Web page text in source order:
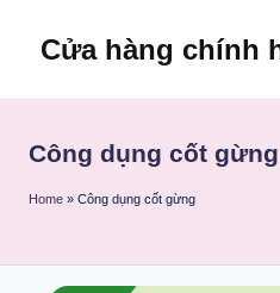
Cửa hàng chính
Công dụng cốt gừng
Home » Công dụng cốt gừng